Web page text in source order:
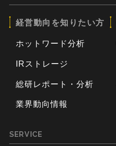
経営動向を知りたい方
ホットワード分析
IRストレージ
総研レポート・分析
業界動向情報
SERVICE